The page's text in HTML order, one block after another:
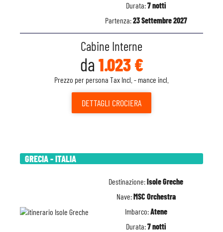
Durata:7 notti
Partenza:23 Settembre 2027
Cabine Interne
da 1.023 €
Prezzo per persona Tax Incl. - mance incl.
DETTAGLI CROCIERA
GRECIA - ITALIA
Destinazione:Isole Greche
Nave:MSC Orchestra
Imbarco:Atene
Durata:7 notti